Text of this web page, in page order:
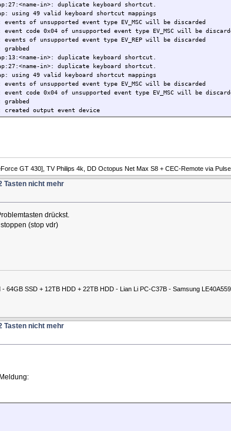
in>: duplicate keyboard shortcut.
using 49 valid keyboard shortcut mappings
of unsupported event type EV_MSC will be discarded
code 0x04 of unsupported event type EV_MSC will be
of unsupported event type EV_REP will be discarded
in>: duplicate keyboard shortcut.
in>: duplicate keyboard shortcut.
using 49 valid keyboard shortcut mappings
of unsupported event type EV_MSC will be discarded
code 0x04 of unsupported event type EV_MSC will be
output event device
GT 430], TV Philips 4k, DD Octopus Net Max S8 + CEC-Remote via
Tasten nicht mehr
drückst.
(stop vdr)
SSD + 12TB HDD + 22TB HDD - Lian Li PC-C37B - Samsung LE40A559
Tasten nicht mehr